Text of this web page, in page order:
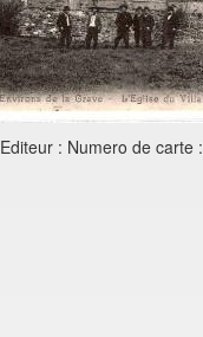
Editeur : Numero de carte :